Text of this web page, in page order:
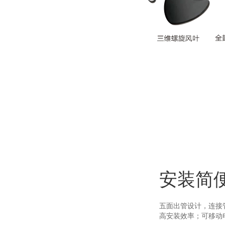
安装简
五面出管设计，连
高安装效率；可移